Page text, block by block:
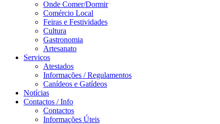
Onde Comer/Dormir
Comércio Local
Feiras e Festividades
Cultura
Gastronomia
Artesanato
Serviços
Atestados
Informações / Regulamentos
Canídeos e Gatídeos
Notícias
Contactos / Info
Contactos
Informações Úteis